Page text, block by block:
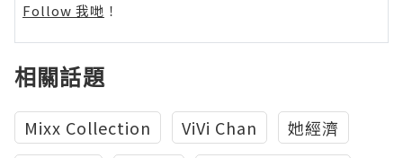
Follow 我哋 ！
相關話題
Mixx Collection ViVi Chan
她經濟